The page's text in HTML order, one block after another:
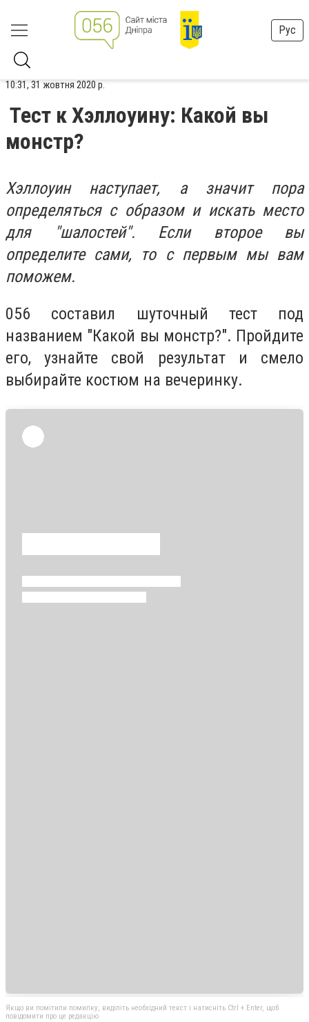
Рус
10:31, 31 жовтня 2020 р.
Тест к Хэллоуину: Какой вы
монстр?
Хэллоуин наступает, а значит пора
определяться с образом и искать место
для "шалостей". Если второе вы
определите сами, то с первым мы вам
поможем.
056 составил шуточный тест под
названием "Какой вы монстр?". Пройдите
его, узнайте свой результат и смело
выбирайте костюм на вечеринку.
Якщо ви помітили помилку, виділіть необхідний текст і натисніть Ctrl + Enter, щоб
повідомити про це редакцію